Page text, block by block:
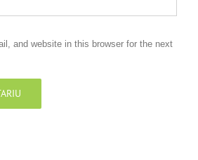
and website in this browser for the next